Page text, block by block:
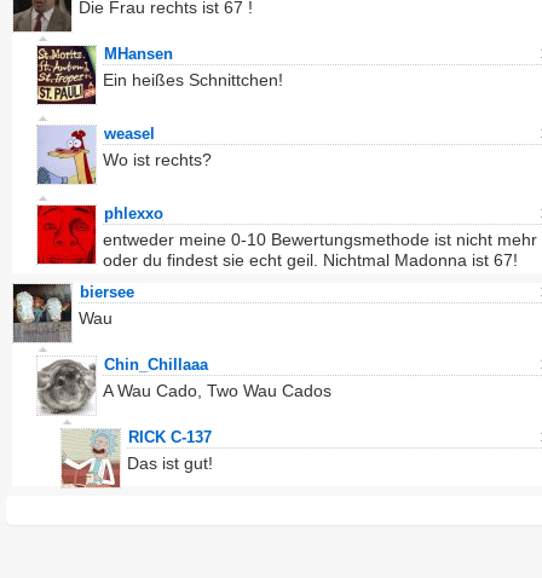
Die Frau rechts ist 67 !
MHansen
Ein heißes Schnittchen!
weasel
Wo ist rechts?
phlexxo
entweder meine 0-10 Bewertungsmethode ist nicht mehr
oder du findest sie echt geil. Nichtmal Madonna ist 67!
biersee
Wau
Chin_Chillaaa
A Wau Cado, Two Wau Cados
RICK C-137
Das ist gut!